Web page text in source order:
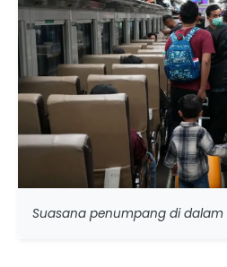
Suasana penumpang di dalam